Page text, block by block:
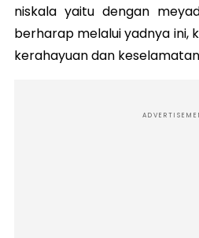
niskala yaitu dengan
berharap melalui yadnya ini,
kerahayuan dan